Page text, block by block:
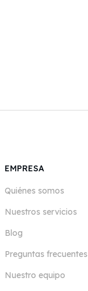
EMPRESA
Quiénes somos
Nuestros servicios
Blog
Preguntas frecuentes
Nuestro equipo